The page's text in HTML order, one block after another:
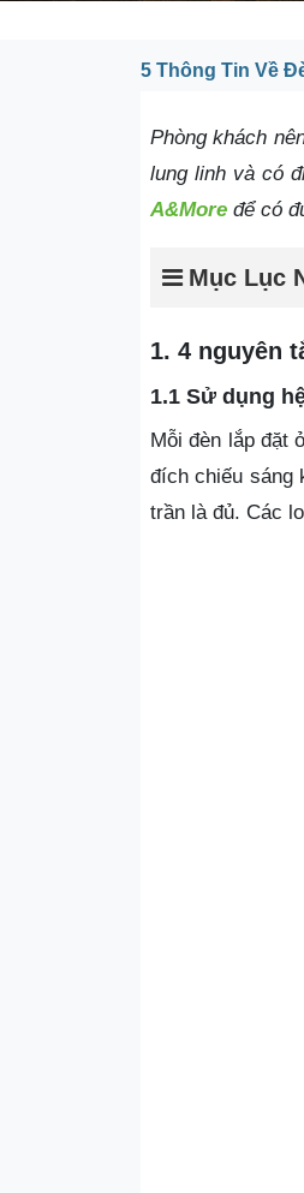
5 Thông Tin Về
Phòng khách
lung linh và có
A&More để có
Mục Lục
1. 4 nguyên
1.1 Sử dụng
Mỗi đèn lắp đặt
đích chiếu sáng
trần là đủ. Các